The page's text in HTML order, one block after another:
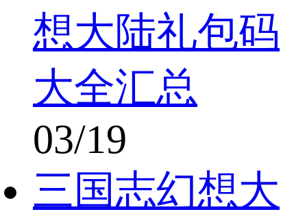
想大陆礼包码
大全汇总
03/19
三国志幻想大